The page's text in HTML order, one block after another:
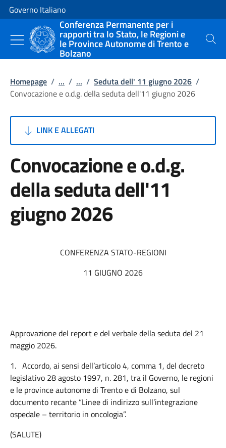
Vai al contenuto
Vai alla navigazione del sito
Governo Italiano
Conferenza Permanente per i
rapporti tra lo Stato, le Regioni e
le Province Autonome di Trento e
Bolzano
Cerca
Homepage / ... / ... / Seduta dell' 11 giugno 2026 /
Convocazione e o.d.g. della seduta dell'11 giugno 2026
LINK E ALLEGATI
Convocazione e o.d.g.
della seduta dell'11
giugno 2026
CONFERENZA STATO-REGIONI
11 GIUGNO 2026
Approvazione del report e del verbale della seduta del 21
maggio 2026.
1. Accordo, ai sensi dell’articolo 4, comma 1, del decreto
legislativo 28 agosto 1997, n. 281, tra il Governo, le regioni
e le province autonome di Trento e di Bolzano, sul
documento recante “Linee di indirizzo sull’integrazione
ospedale – territorio in oncologia”.
(SALUTE)